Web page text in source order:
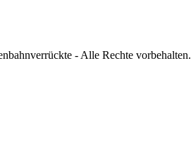
- Alle Rechte vorbehalten.